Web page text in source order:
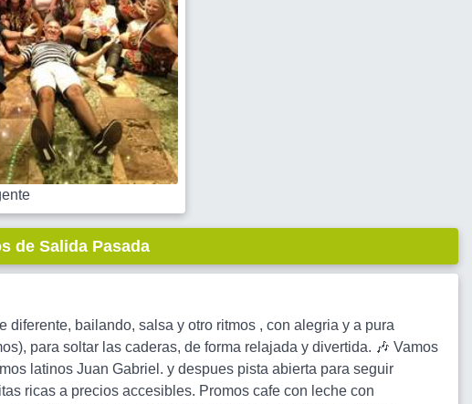
de Salida Pasada
bailando, salsa y otro ritmos , con alegria y a pura
para soltar las caderas, de forma relajada y divertida. 🎶 Vamos
latinos Juan Gabriel. y despues pista abierta para seguir
ricas a precios accesibles. Promos cafe con leche con